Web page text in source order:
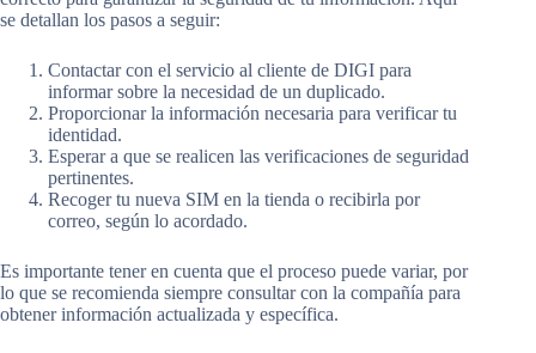
se detallan los pasos a seguir:
Contactar con el servicio al cliente de DIGI para
informar sobre la necesidad de un duplicado.
Proporcionar la información necesaria para verificar tu
identidad.
Esperar a que se realicen las verificaciones de seguridad
pertinentes.
Recoger tu nueva SIM en la tienda o recibirla por
correo, según lo acordado.
Es importante tener en cuenta que el proceso puede variar, por
lo que se recomienda siempre consultar con la compañía para
obtener información actualizada y específica.